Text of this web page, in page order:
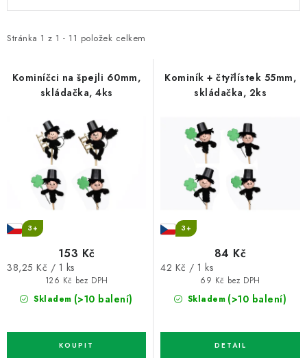
i
p
Stránka 1 z 1 - 11 položek celkem
e
ů
Kominíčci na špejli 60mm,
skládačka, 4ks
3+
Skladem (>10 balení)
126 Kč bez DPH
153 Kč
Měrná
38,25 Kč / 1 ks
Kominík + čtyřlístek 55mm,
skládačka, 2ks
3+
Skladem (>10 balení)
69 Kč bez DPH
84 Kč
Měrná
42 Kč / 1 ks